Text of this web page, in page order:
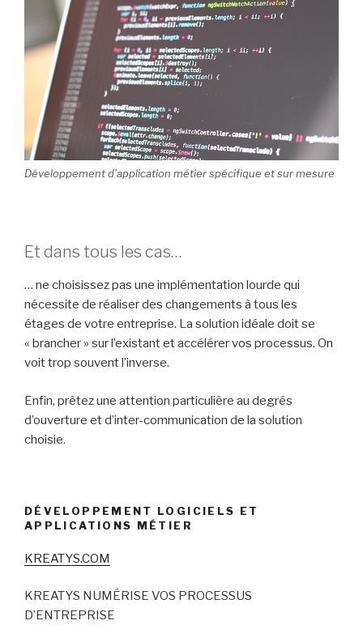
Développement d’application métier spécifique et sur mesure
Et dans tous les cas…
… ne choisissez pas une implémentation lourde qui
nécessite de réaliser des changements à tous les
étages de votre entreprise. La solution idéale doit se
« brancher » sur l’existant et accélérer vos processus. On
voit trop souvent l’inverse.
Enfin, prêtez une attention particulière au degrés
d’ouverture et d’inter-communication de la solution
choisie.
DÉVELOPPEMENT LOGICIELS ET
APPLICATIONS MÉTIER
KREATYS.COM
KREATYS NUMÉRISE VOS PROCESSUS
D’ENTREPRISE